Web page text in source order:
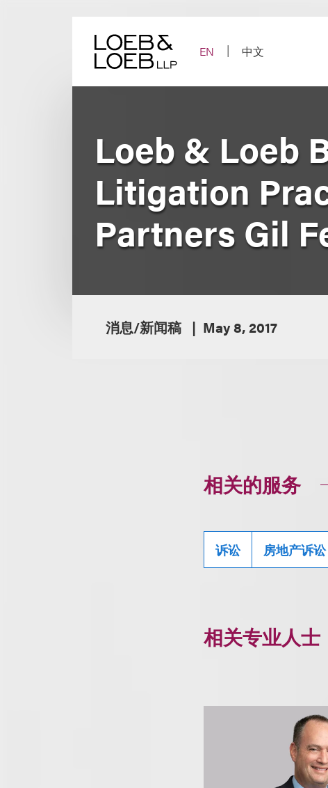
EN
中文
Loeb & Loeb
Litigation
Partners Gil
消息/新闻稿 May 8, 2017
相关的服务
诉讼 房地产诉讼
相关专业人士